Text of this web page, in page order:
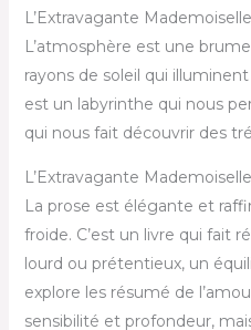
L’Extravagante
L’atmosphère est une
rayons de soleil qui
est un labyrinthe qui nous
qui nous fait découvrir des
L’Extravagante
La prose est élégante et
froide. C’est un livre qui fait
lourd ou prétentieux, un
explore les résumé de
sensibilité et profondeur,